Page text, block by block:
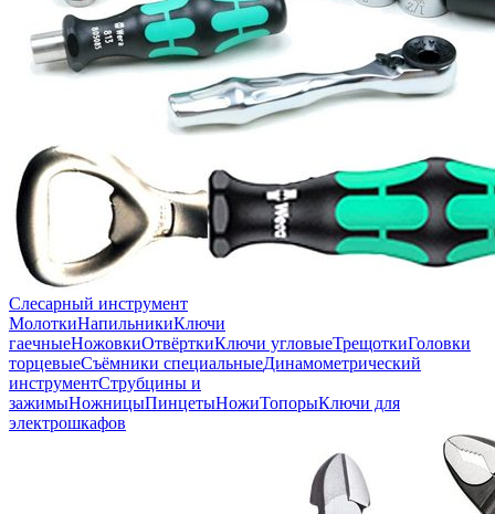
Слесарный инструмент
МолоткиНапильникиКлючи
гаечныеНожовкиОтвёрткиКлючи угловыеТрещоткиГоловки
торцевыеСъёмники специальныеДинамометрический
инструментСтрубцины и
зажимыНожницыПинцетыНожиТопорыКлючи для
электрошкафов